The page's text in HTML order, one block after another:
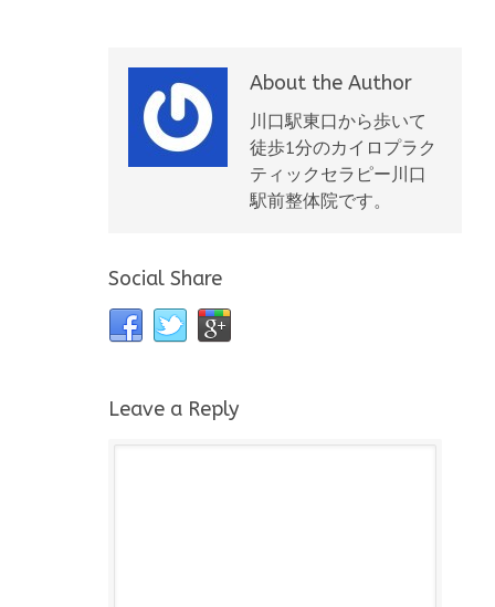
About the Author
川口駅東口から歩いて
徒歩1分のカイロプラク
ティックセラピー川口
駅前整体院です。
Social Share
Leave a Reply